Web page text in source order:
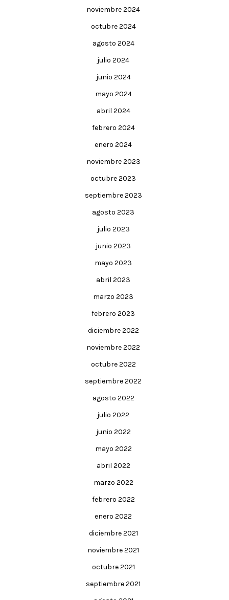
noviembre 2024
octubre 2024
agosto 2024
julio 2024
junio 2024
mayo 2024
abril 2024
febrero 2024
enero 2024
noviembre 2023
octubre 2023
septiembre 2023
agosto 2023
julio 2023
junio 2023
mayo 2023
abril 2023
marzo 2023
febrero 2023
diciembre 2022
noviembre 2022
octubre 2022
septiembre 2022
agosto 2022
julio 2022
junio 2022
mayo 2022
abril 2022
marzo 2022
febrero 2022
enero 2022
diciembre 2021
noviembre 2021
octubre 2021
septiembre 2021